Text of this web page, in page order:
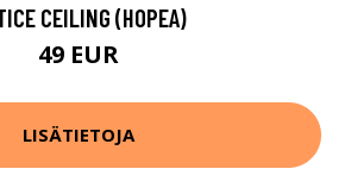
CEILING (HOPEA)
49 EUR
LISÄTIETOJA